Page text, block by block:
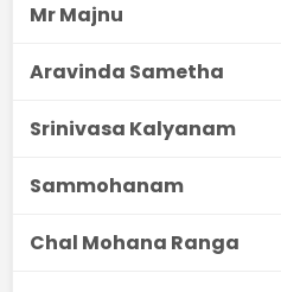
Mr Majnu
Aravinda Sametha
Srinivasa Kalyanam
Sammohanam
Chal Mohana Ranga